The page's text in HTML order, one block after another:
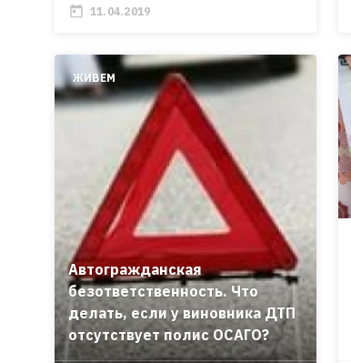
11.04.2019
ЖИВЕМ
Автогражданская
безответственность. Что
делать, если у виновника ДТП
отсутствует полис ОСАГО?